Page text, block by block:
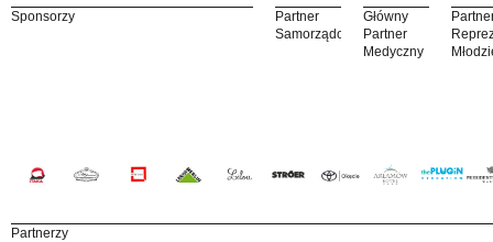
Sponsorzy
Partner
Samorządowy
Główny
Partner
Medyczny
Partnerzy